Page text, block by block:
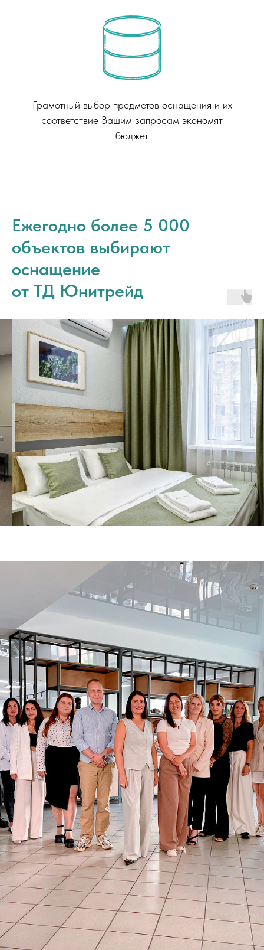
Грамотный выбор предметов оснащения и их
соответствие Вашим запросам экономят
бюджет
Ежегодно более 5 000
объектов выбирают
оснащение
от ТД Юнитрейд